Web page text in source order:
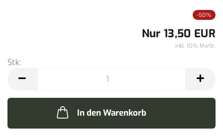
-50%
Nur 13,50 EUR
inkl. 10% MwSt.
Stk:
In den Warenkorb